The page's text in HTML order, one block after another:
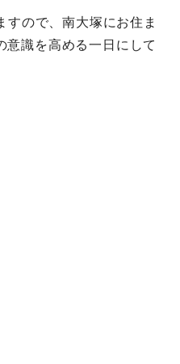
すので、南大塚にお住ま
意識を高める一日にして